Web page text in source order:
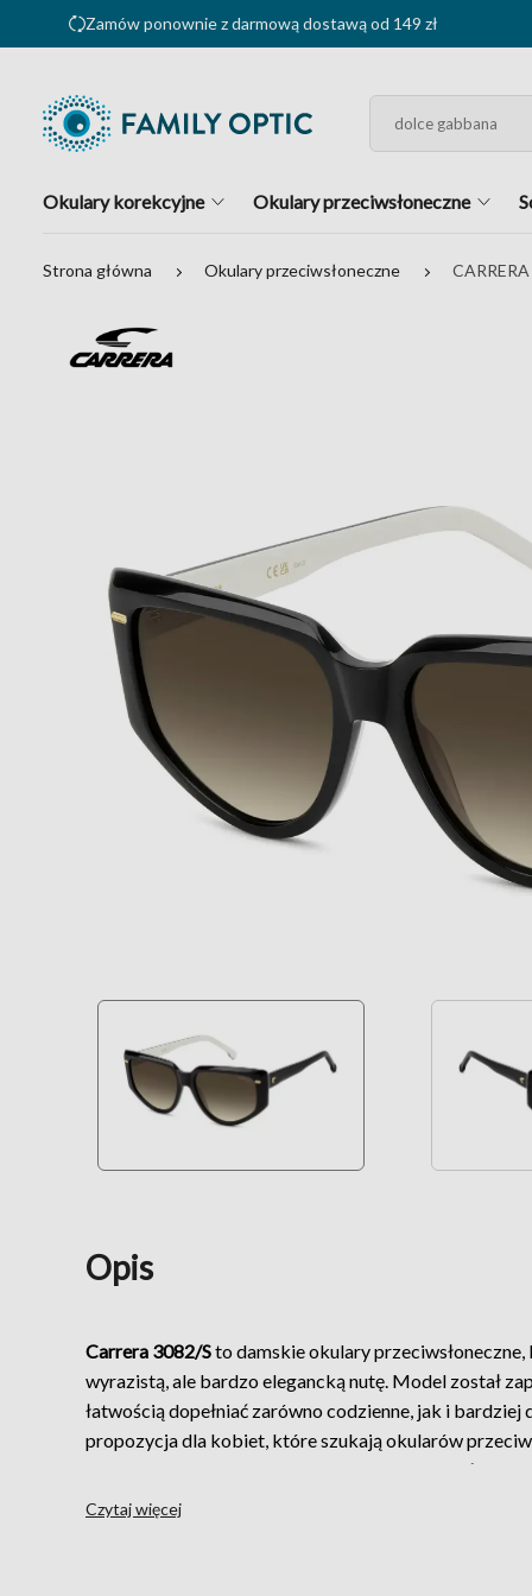
Zamów ponownie z darmową dostawą od 149 zł
Okulary korekcyjne Okulary przeciwsłoneczne
Strona główna Okulary przeciwsłoneczne
Opis
Carrera 3082/Sto damskie okulary
wyrazistą, ale bardzo elegancką nutę. Model został
łatwością dopełniać zarówno codzienne, jak i bardziej
propozycja dla kobiet, które szukają okularów
stylowym charakterze i ponadczasowym wykończeniu.
Acetatowa oprawa zapewnia wygodę noszenia oraz
Czytaj więcej